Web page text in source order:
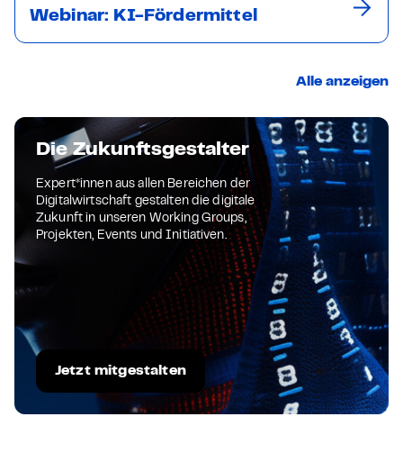
Webinar: KI-Fördermittel
Alle anzeigen
Die Zukunftsgestalter
Expert*innen aus allen Bereichen der
Digitalwirtschaft gestalten die digitale
Zukunft in unseren Working Groups,
Projekten, Events und Initiativen.
Jetzt mitgestalten